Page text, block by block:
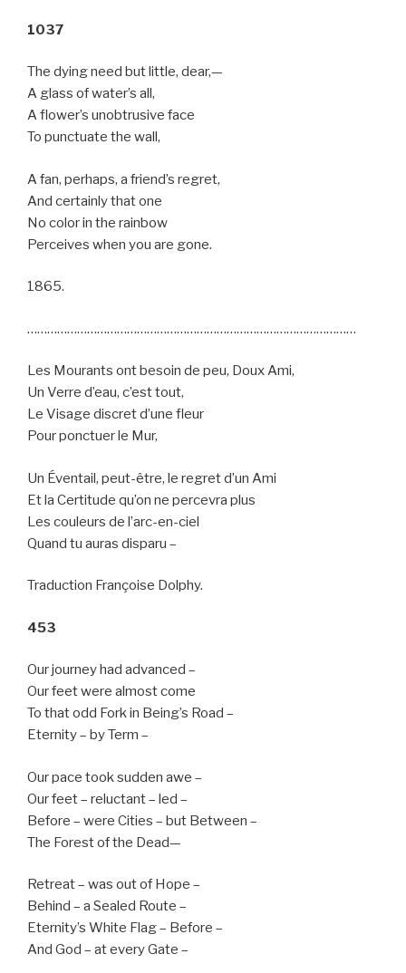
1037
The dying need but little, dear,—
A glass of water’s all,
A flower’s unobtrusive face
To punctuate the wall,
A fan, perhaps, a friend’s regret,
And certainly that one
No color in the rainbow
Perceives when you are gone.
1865.
………………………………………………………………………………………
Les Mourants ont besoin de peu, Doux Ami,
Un Verre d’eau, c’est tout,
Le Visage discret d’une fleur
Pour ponctuer le Mur,
Un Éventail, peut-être, le regret d’un Ami
Et la Certitude qu’on ne percevra plus
Les couleurs de l’arc-en-ciel
Quand tu auras disparu –
Traduction Françoise Dolphy.
453
Our journey had advanced –
Our feet were almost come
To that odd Fork in Being’s Road –
Eternity – by Term –
Our pace took sudden awe –
Our feet – reluctant – led –
Before – were Cities – but Between –
The Forest of the Dead—
Retreat – was out of Hope –
Behind – a Sealed Route –
Eternity’s White Flag – Before –
And God – at every Gate –